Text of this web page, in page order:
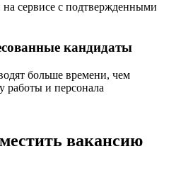
сервисе с подтвержденными
кандидаты
больше времени, чем
работы и персонала
вакансию